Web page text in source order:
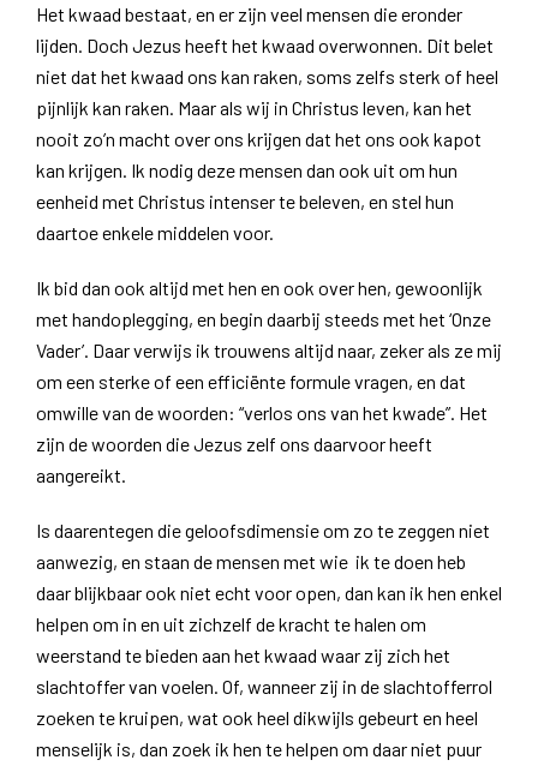
Het kwaad bestaat, en er zijn veel mensen die eronder
lijden. Doch Jezus heeft het kwaad overwonnen. Dit belet
niet dat het kwaad ons kan raken, soms zelfs sterk of heel
pijnlijk kan raken. Maar als wij in Christus leven, kan het
nooit zo’n macht over ons krijgen dat het ons ook kapot
kan krijgen. Ik nodig deze mensen dan ook uit om hun
eenheid met Christus intenser te beleven, en stel hun
daartoe enkele middelen voor.
Ik bid dan ook altijd met hen en ook over hen, gewoonlijk
met handoplegging, en begin daarbij steeds met het ‘Onze
Vader’. Daar verwijs ik trouwens altijd naar, zeker als ze mij
om een sterke of een efficiënte formule vragen, en dat
omwille van de woorden: “verlos ons van het kwade”. Het
zijn de woorden die Jezus zelf ons daarvoor heeft
aangereikt.
Is daarentegen die geloofsdimensie om zo te zeggen niet
aanwezig, en staan de mensen met wie ik te doen heb
daar blijkbaar ook niet echt voor open, dan kan ik hen enkel
helpen om in en uit zichzelf de kracht te halen om
weerstand te bieden aan het kwaad waar zij zich het
slachtoffer van voelen. Of, wanneer zij in de slachtofferrol
zoeken te kruipen, wat ook heel dikwijls gebeurt en heel
menselijk is, dan zoek ik hen te helpen om daar niet puur